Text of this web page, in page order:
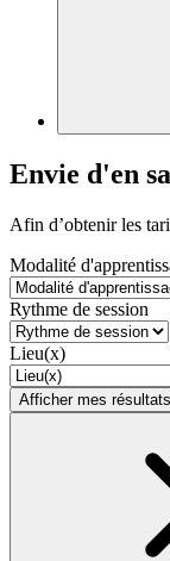
Envie d'en
Afin d’obtenir les
Modalité
Rythme de session
Lieu(x)
Afficher mes résultats